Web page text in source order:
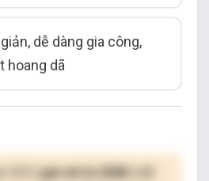
dễ dàng gia công,
hoang dã
( giá chỉ từ 250K )